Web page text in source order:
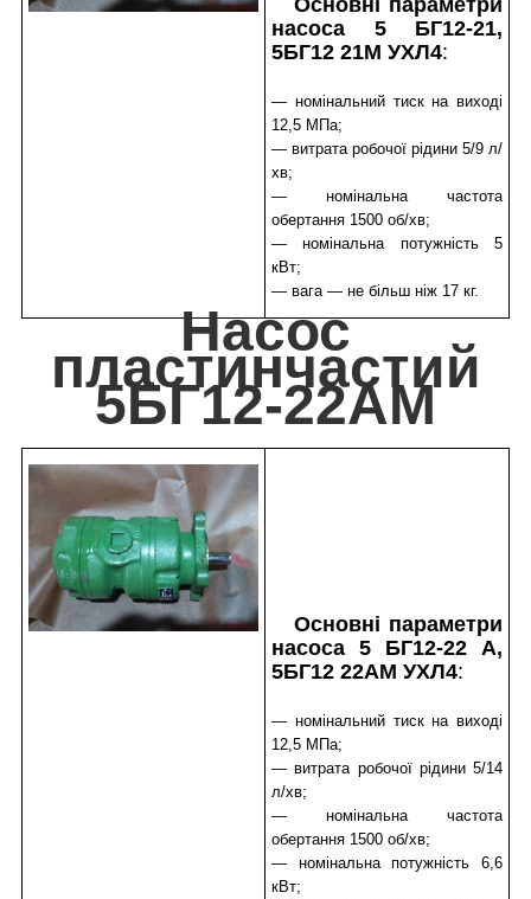
Основні параметри
насоса 5 БГ12-21,
5БГ12 21М УХЛ4:
— номінальний тиск на виході
12,5 МПа;
— витрата робочої рідини 5/9 л/
хв;
— номінальна частота
обертання 1500 об/хв;
— номінальна потужність 5
кВт;
— вага — не більш ніж 17 кг.
Насос
пластинчастий
5БГ12-22АМ
Основні параметри
насоса 5 БГ12-22 А,
5БГ12 22АМ УХЛ4:
— номінальний тиск на виході
12,5 МПа;
— витрата робочої рідини 5/14
л/хв;
— номінальна частота
обертання 1500 об/хв;
— номінальна потужність 6,6
кВт;